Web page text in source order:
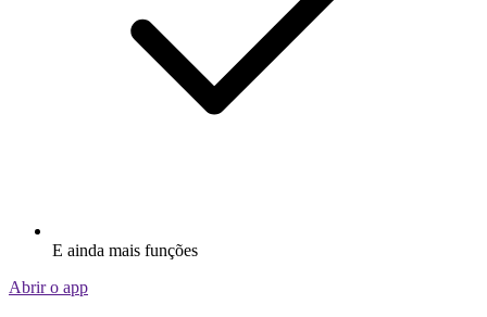
E ainda mais funções
Abrir o app